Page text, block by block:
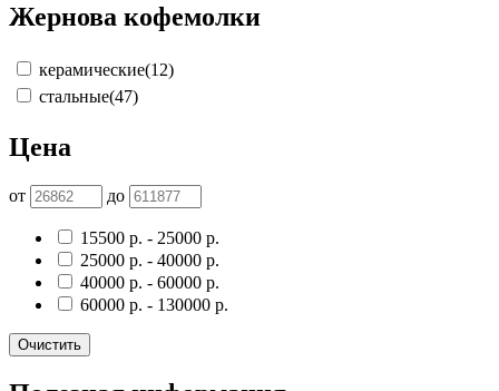
Жернова кофемолки
керамические(12)
стальные(47)
Цена
от до
15500 р. - 25000 р.
25000 р. - 40000 р.
40000 р. - 60000 р.
60000 р. - 130000 р.
Очистить